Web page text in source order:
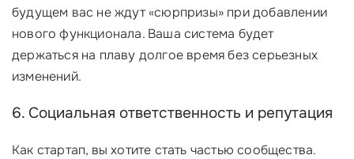
будущем вас не ждут «сюрпризы» при добавлении
нового функционала. Ваша система будет
держаться на плаву долгое время без серьезных
изменений.
6. Социальная ответственность и репутация
Как стартап, вы хотите стать частью сообщества.